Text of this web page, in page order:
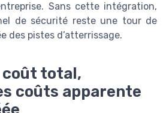
Sans cette intégration,
de sécurité reste une tour de
des pistes d’atterrissage.
coût total,
coûts apparente